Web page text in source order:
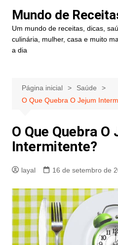
para
conteúdo
Mundo de
Um mundo de receitas, dicas,
culinária, mulher, casa e muito
a dia
Página inicial
Saúde
O Que Quebra O Jejum
O Que Quebra O
Intermitente?
layal 16 de setembro de